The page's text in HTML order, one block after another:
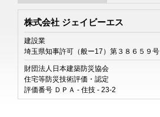
株式会社 ジェイビーエス
建設業
埼玉県知事許可（般ー17）第３８６５９号
財団法人日本建築防災協会
住宅等防災技術評価・認定
評価番号 ＤＰＡ - 住技 - 23-2